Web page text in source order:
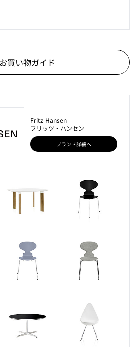
お買い物ガイド
Fritz Hansen
フリッツ・ハンセン
ブランド詳細へ